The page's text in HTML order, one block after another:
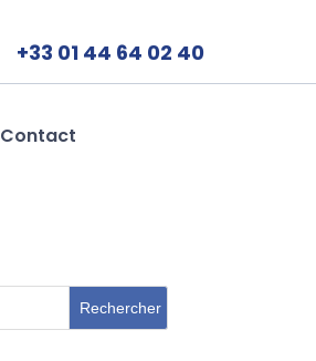
+33 01 44 64 02 40
Contact